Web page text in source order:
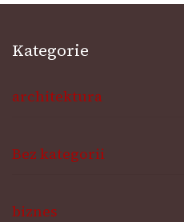
Kategorie
architektura
Bez kategorii
biznes